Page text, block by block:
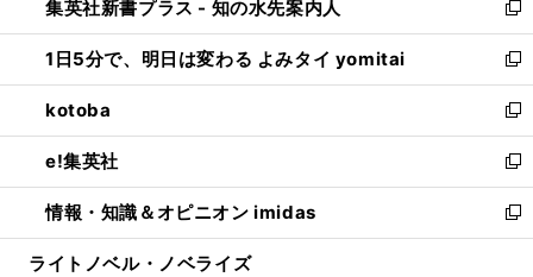
く
ド
ウ
で
開
く
ィ
ン
ド
ウ
で
開
く
い
ウ
ィ
ン
ド
ウ
で
開
く
集英社新書プラス - 知の水先案内人
新
し
い
ウ
ィ
ン
ド
ウ
で
開
1日5分で、明日は変わる よみタイ yomitai
新
し
い
ウ
ィ
ン
ド
ウ
kotoba
新
し
い
ウ
ィ
ン
e!集英社
新
し
い
ウ
情報・知識＆オピニオン imidas
新
し
ライトノベル・ノベライズ